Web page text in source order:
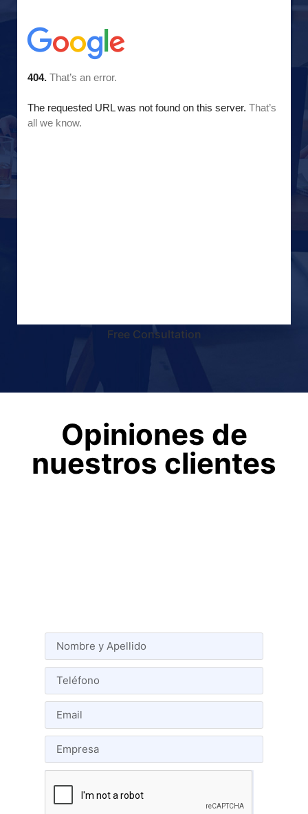
Free Consultation
Opiniones de
nuestros clientes